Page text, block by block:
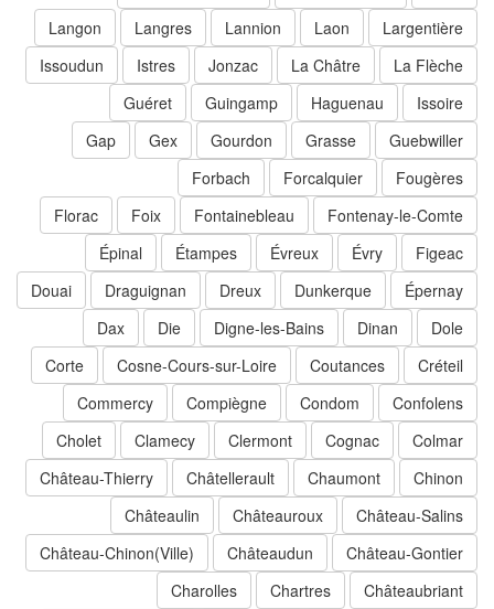
Largentière
Laon
Lannion
Langres
Langon
La Flèche
La Châtre
Jonzac
Istres
Issoudun
Issoire
Haguenau
Guingamp
Guéret
Guebwiller
Grasse
Gourdon
Gap
Fougères
Forcalquier
Forbach
Fontenay-le-Comte
Fontainebleau
Foix
Florac
Figeac
Évry
Évreux
Étampes
Épinal
Épernay
Dunkerque
Dreux
Draguignan
Douai
Dole
Dinan
Digne-les-Bains
Créteil
Coutances
Cosne-Cours-sur-Loire
Corte
Confolens
Condom
Compiègne
Commercy
Colmar
Cognac
Clermont
Clamecy
Cholet
Chinon
Chaumont
Châtellerault
Château-Thierry
Château-Salins
Châteauroux
Châteaulin
Château-Gontier
Châteaudun
Château-Chinon(Ville)
Châteaubriant
Chartres
Charolles